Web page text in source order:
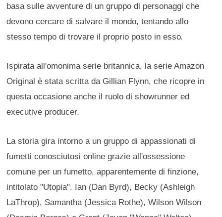
basa sulle avventure di un gruppo di personaggi che
devono cercare di salvare il mondo, tentando allo
stesso tempo di trovare il proprio posto in esso.
Ispirata all'omonima serie britannica, la serie Amazon
Original è stata scritta da Gillian Flynn, che ricopre in
questa occasione anche il ruolo di showrunner ed
executive producer.
La storia gira intorno a un gruppo di appassionati di
fumetti conosciutosi online grazie all'ossessione
comune per un fumetto, apparentemente di finzione,
intitolato "Utopia". Ian (Dan Byrd), Becky (Ashleigh
LaThrop), Samantha (Jessica Rothe), Wilson Wilson